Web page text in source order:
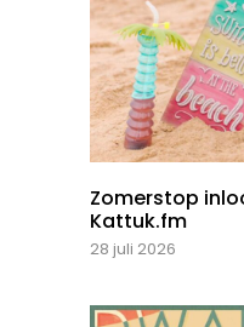
Zomerstop
Kattuk.fm
28 juli 2026